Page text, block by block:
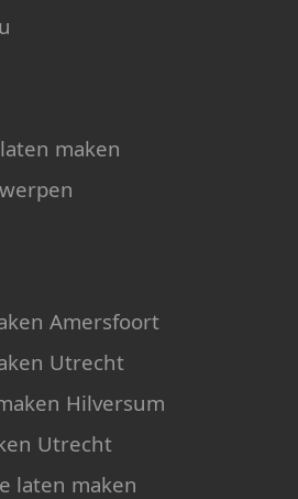
maken
Amersfoort
Utrecht
Hilversum
Utrecht
laten maken